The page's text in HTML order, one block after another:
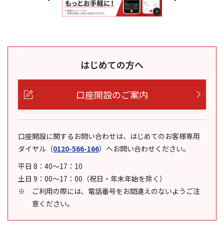
はじめての方へ
口座開設のご案内
口座開設に関するお問い合わせは、はじめてのお客様専用
ダイヤル （0120-566-166） へお問い合わせください。
平日 8：40～17：10
土日 9：00～17：00（祝日・年末年始を除く）
ご利用の際には、電話番号をお間違えのないようご注
意ください。